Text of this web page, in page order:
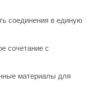
соединения в единую
сочетание с
материалы для